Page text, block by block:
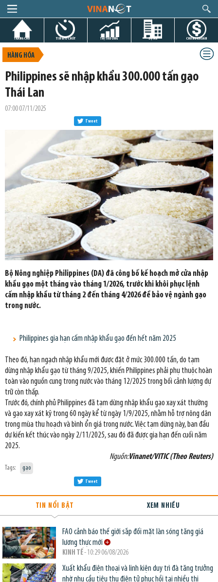
TRANG CHỦ TIN GIỜ CHÓT THỊ TRƯỜNG DỰ ÁN CHỨNG KHOÁN
HÀNG HÓA
Philippines sẽ nhập khẩu 300.000 tấn gạo
Thái Lan
07:00 07/11/2025
Tweet
Bộ Nông nghiệp Philippines (DA) đã công bố kế hoạch mở cửa nhập
khẩu gạo một tháng vào tháng 1/2026, trước khi khôi phục lệnh
cấm nhập khẩu từ tháng 2 đến tháng 4/2026 để bảo vệ ngành gạo
trong nước.
Philippines gia hạn cấm nhập khẩu gạo đến hết năm 2025
Theo đó, hạn ngạch nhập khẩu mới được đặt ở mức 300.000 tấn, do tạm
dừng nhập khẩu gạo từ tháng 9/2025, khiến Philippines phải phụ thuộc hoàn
toàn vào nguồn cung trong nước vào tháng 12/2025 trong bối cảnh lượng dự
trữ còn thấp.
Trước đó, chính phủ Philippines đã tạm dừng nhập khẩu gạo xay xát thường
và gạo xay xát kỹ trong 60 ngày kể từ ngày 1/9/2025, nhằm hỗ trợ nông dân
trong mùa thu hoạch và bình ổn giá trong nước. Việc tạm dừng này, ban đầu
dự kiến kết thúc vào ngày 2/11/2025, sau đó đã được gia hạn đến cuối năm
2025.
Nguồn:Vinanet/VITIC (Theo Reuters)
Tags: gạo
Tweet
TIN NỔI BẬT XEM NHIỀU
FAO cảnh báo thế giới sắp đối mặt làn sóng tăng giá
lương thực mới
KINH TẾ- 10:29 06/08/2026
Xuất khẩu điện thoại và linh kiện duy trì đà tăng trưởng
nhờ nhu cầu tiêu thụ điện tử phục hồi tại nhiều thị